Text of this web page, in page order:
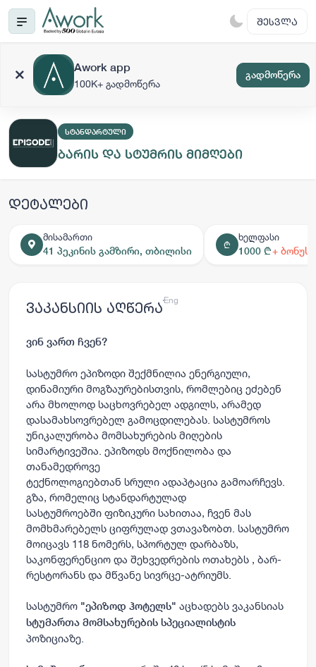
ᲨᲔᲡᲕᲚᲐ
Awork app
100K+ გადმოწერა
გადმოწერა
ᲡᲢᲐᲜᲓᲐᲠᲢᲣᲚᲘ
ბარის და სტუმრის მიმღები
დეტალები
მისამართი
41 პეკინის გამზირი, თბილისი
₾
ხელფასი
1000 ₾+ ბონუსი
ვაკანსიის აღწერაქარ
Eng
ვინ ვართ ჩვენ?
სასტუმრო ეპიზოდი შექმნილია ენერგიული,
დინამიური მოგზაურებისთვის, რომლებიც ეძებენ
არა მხოლოდ საცხოვრებელ ადგილს, არამედ
დასამახსოვრებელ გამოცდილებას. სასტუმროს
უნიკალურობა მომსახურების მიღების
სიმარტივეშია. ეპიზოდს მოქნილობა და
თანამედროვე
ტექნოლოგიებთან სრული ადაპტაცია გამოარჩევს.
გზა, რომელიც სტანდარტულად
სასტუმროებში ფიზიკური სახითაა, ჩვენ მას
მომხმარებელს ციფრულად ვთავაზობთ. სასტუმრო
მოიცავს 118 ნომერს, სპორტულ დარბაზს,
საკონფერენციო და შეხვედრების ოთახებს , ბარ-
რესტორანს და მწვანე სივრცე-ატრიუმს.
სასტუმრო "ეპიზოდ ჰოტელს" აცხადებს ვაკანსიას
სტუმართა მომსახურების სპეციალისტის
პოზიციაზე.